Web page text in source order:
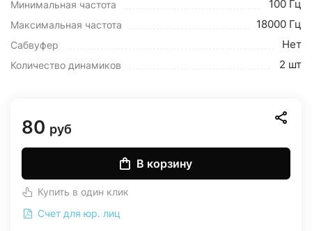
Минимальная частота 100 Гц
Максимальная частота 18000 Гц
Сабвуфер Нет
Количество динамиков 2 шт
80 руб
В корзину
Купить в один клик
Счет для юр. лиц